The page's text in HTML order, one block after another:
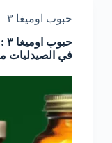
حبوب اوميغا ٣
في الصيدليات